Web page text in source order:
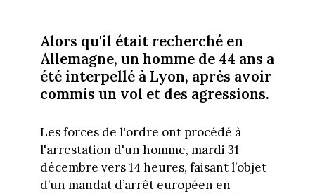
Alors qu'il était recherché en
Allemagne, un homme de 44 ans a
été interpellé à Lyon, après avoir
commis un vol et des agressions.
Les forces de l'ordre ont procédé à
l'arrestation d'un homme, mardi 31
décembre vers 14 heures, faisant l’objet
d’un mandat d’arrêt européen en